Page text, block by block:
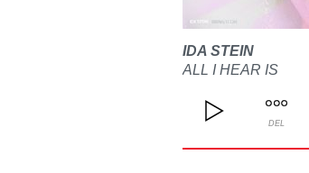
IDA STEIN
ALL I HEAR IS
DEL